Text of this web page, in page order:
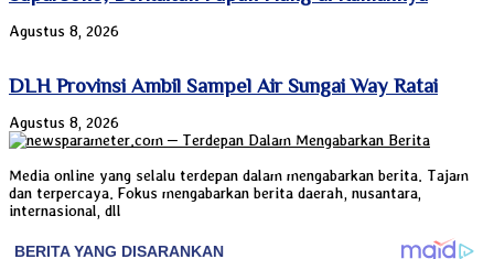
Agustus 8, 2026
DLH Provinsi Ambil Sampel Air Sungai Way Ratai
Agustus 8, 2026
Media online yang selalu terdepan dalam mengabarkan berita. Tajam
dan terpercaya. Fokus mengabarkan berita daerah, nusantara,
internasional, dll